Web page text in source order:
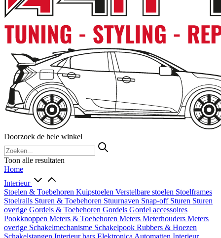
Doorzoek de hele winkel
Toon alle resultaten
Home
Interieur
Stoelen & Toebehoren Kuipstoelen Verstelbare stoelen Stoelframes
Stoelrails Sturen & Toebehoren Stuurnaven Snap-off Sturen Sturen
overige Gordels & Toebehoren Gordels Gordel accessoires
Pookknoppen Meters & Toebehoren Meters Meterhouders Meters
overige Schakelmechanisme Schakelpook Rubbers & Hoezen
Schakelstangen Interieur bars Elektronica Automatten Interieur